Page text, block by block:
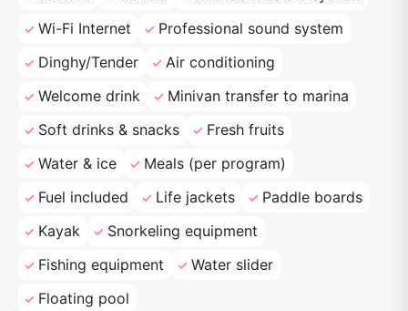
Wi-Fi Internet
Professional sound system
Dinghy/Tender
Air conditioning
Welcome drink
Minivan transfer to marina
Soft drinks & snacks
Fresh fruits
Water & ice
Meals (per program)
Fuel included
Life jackets
Paddle boards
Kayak
Snorkeling equipment
Fishing equipment
Water slider
Floating pool